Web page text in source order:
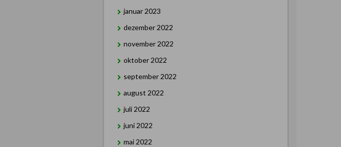
januar 2023
dezember 2022
november 2022
oktober 2022
september 2022
august 2022
juli 2022
juni 2022
mai 2022